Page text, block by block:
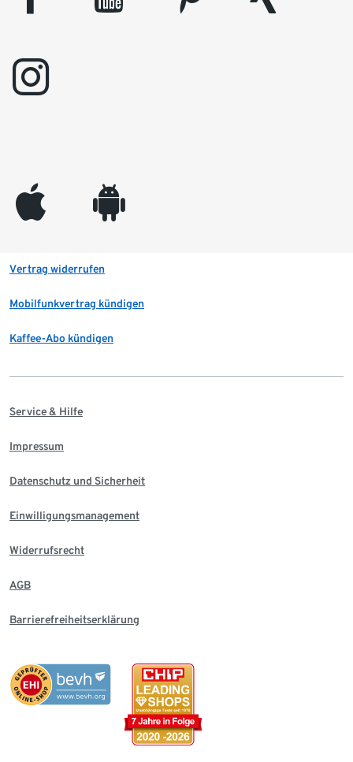
instagram
appleinc android
Vertrag widerrufen
Mobilfunkvertrag kündigen
Kaffee-Abo kündigen
Service & Hilfe
Impressum
Datenschutz und Sicherheit
Einwilligungsmanagement
Widerrufsrecht
AGB
Barrierefreiheitserklärung